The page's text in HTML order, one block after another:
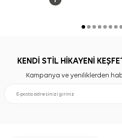
KENDİ STİL HİKAYENİ
Kampanya ve yeniliklerden